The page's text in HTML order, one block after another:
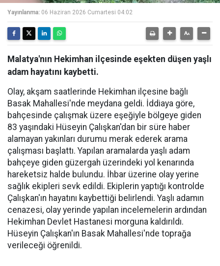
Yayınlanma: 06 Haziran 2026 Cumartesi 04:02
Malatya'nın Hekimhan ilçesinde eşekten düşen yaşlı
adam hayatını kaybetti.
Olay, akşam saatlerinde Hekimhan ilçesine bağlı
Basak Mahallesi'nde meydana geldi. İddiaya göre,
bahçesinde çalışmak üzere eşeğiyle bölgeye giden
83 yaşındaki Hüseyin Çalışkan'dan bir süre haber
alamayan yakınları durumu merak ederek arama
çalışması başlattı. Yapılan aramalarda yaşlı adam
bahçeye giden güzergah üzerindeki yol kenarında
hareketsiz halde bulundu. İhbar üzerine olay yerine
sağlık ekipleri sevk edildi. Ekiplerin yaptığı kontrolde
Çalışkan'ın hayatını kaybettiği belirlendi. Yaşlı adamın
cenazesi, olay yerinde yapılan incelemelerin ardından
Hekimhan Devlet Hastanesi morguna kaldırıldı.
Hüseyin Çalışkan'ın Basak Mahallesi'nde toprağa
verileceği öğrenildi.